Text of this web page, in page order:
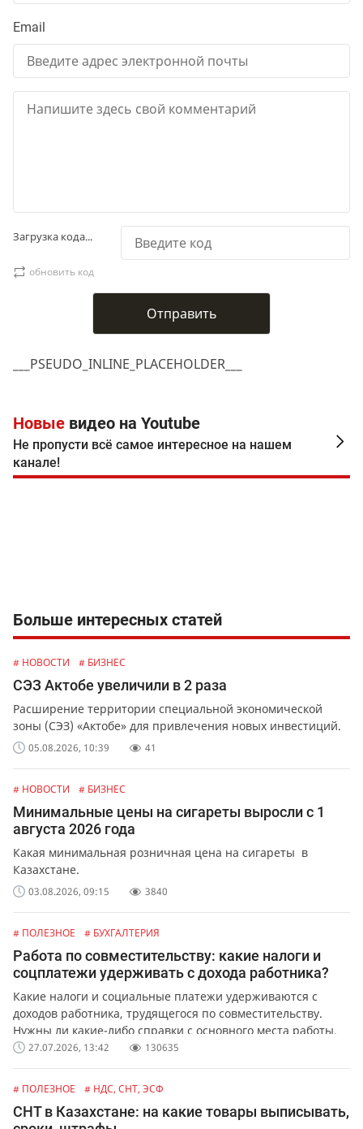
___PSEUDO_INLINE_PLACEHOLDER___
Email
Загрузка кода...
обновить код
Новые видео на Youtube
Не пропусти всё самое интересное на нашем
канале!
Больше интересных статей
# НОВОСТИ # БИЗНЕС
СЭЗ Актобе увеличили в 2 раза
Расширение территории специальной экономической
зоны (СЭЗ) «Актобе» для привлечения новых инвестиций.
05.08.2026, 10:39 41
# НОВОСТИ # БИЗНЕС
Минимальные цены на сигареты выросли с 1
августа 2026 года
Какая минимальная розничная цена на сигареты в
Казахстане.
03.08.2026, 09:15 3840
# ПОЛЕЗНОЕ # БУХГАЛТЕРИЯ
Работа по совместительству: какие налоги и
соцплатежи удерживать с дохода работника?
Какие налоги и социальные платежи удерживаются с
доходов работника, трудящегося по совместительству.
Нужны ли какие-либо справки с основного места работы.
27.07.2026, 13:42 130635
# ПОЛЕЗНОЕ # НДС, СНТ, ЭСФ
СНТ в Казахстане: на какие товары выписывать,